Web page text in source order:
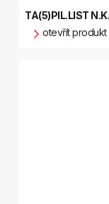
TA(5)PIL.LIST
otevřít produkt